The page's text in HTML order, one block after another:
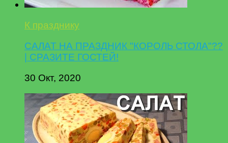
К празднику
САЛАТ НА ПРАЗДНИК "КОРОЛЬ СТОЛА"??
| СРАЗИТЕ ГОСТЕЙ!
30 Окт, 2020